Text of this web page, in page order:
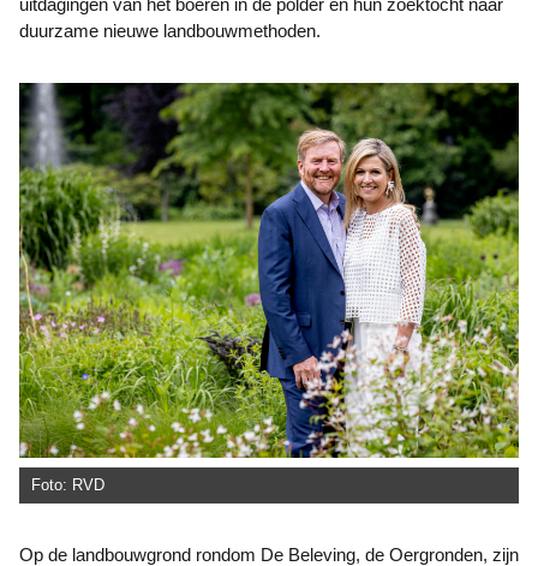
uitdagingen van het boeren in de polder en hun zoektocht naar
duurzame nieuwe landbouwmethoden.
Foto: RVD
Op de landbouwgrond rondom De Beleving, de Oergronden, zijn